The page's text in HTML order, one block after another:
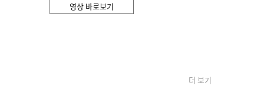
영상 바로보기
더 보기